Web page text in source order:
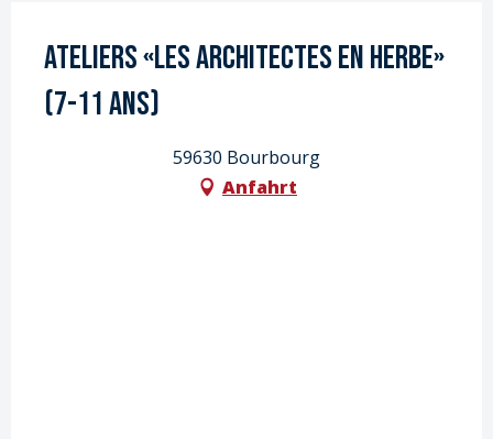
Ateliers «Les architectes en herbe»
(7-11 ans)
59630 Bourbourg
Anfahrt